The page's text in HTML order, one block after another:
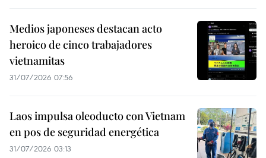
Medios japoneses destacan acto
heroico de cinco trabajadores
vietnamitas
31/07/2026 07:56
Laos impulsa oleoducto con Vietnam
en pos de seguridad energética
31/07/2026 03:13